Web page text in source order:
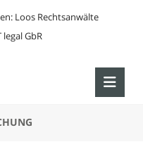
Loos Rechtsanwälte
legal GbR